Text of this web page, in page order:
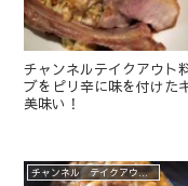
チャンネルテイクアウト
ブをピリ辛に味を付けた
美味い！
チャンネル テイクアウト、デリバリーメニュー